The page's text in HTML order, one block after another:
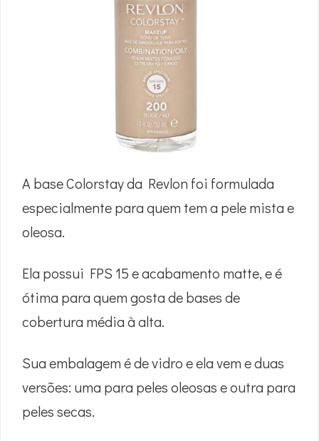
A base Colorstay da Revlon foi formulada
especialmente para quem tem a pele mista e
oleosa.
Ela possui FPS 15 e acabamento matte, e é
ótima para quem gosta de bases de
cobertura média à alta.
Sua embalagem é de vidro e ela vem e duas
versões: uma para peles oleosas e outra para
peles secas.